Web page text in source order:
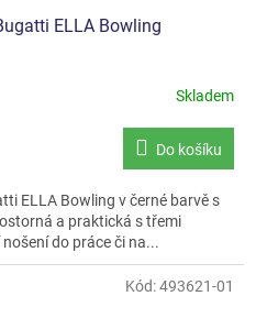
ELLA Bowling
Skladem
Do košíku
ELLA Bowling v černé barvě s
a praktická s třemi
do práce či na...
Kód:493621-01